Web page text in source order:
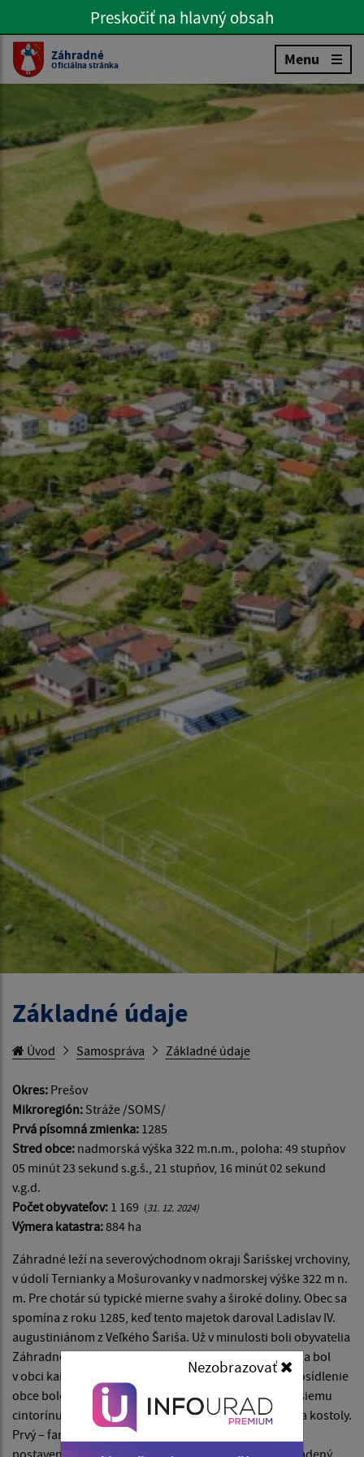
Nezobrazovať
Preskočiť na hlavné menu
Preskočiť na hlavný obsah
Slovenčina
Záhradné
Oficiálna stránka Menu
Základné údaje
Úvod Samospráva Základné údaje
Okres: Prešov
Mikroregión: Stráže /SOMS/
Prvá písomná zmienka: 1285
Stred obce: nadmorská výška 322 m.n.m., poloha: 49 stupňov
05 minút 23 sekund s.g.š., 21 stupňov, 16 minút 02 sekund
v.g.d.
Počet obyvateľov: 1 169 (31. 12. 2024)
Výmera katastra:884 ha
Záhradné leží na severovýchodnom okraji Šarišskej vrchoviny,
v údolí Ternianky a Mošurovanky v nadmorskej výške 322 m n.
m. Pre chotár sú typické mierne svahy a široké doliny. Obec sa
spomína z roku 1285, keď tento majetok daroval Ladislav IV.
augustiniánom z Veľkého Šariša. Už v minulosti boli obyvatelia
Záhradného preslávení ovocinári. Koncom 19. storočia bol
v obci kameňolom, tehelňa, mlyn, liehovar. Pôvodné osídlenie
obce bolo za potokom Mošurovanka, smerom k terajšiemu
cintorínu. Tam bol i starý kostol. Dnes majú veriaci dva kostoly.
Prvý – farský kostol Sedembolestnej Panny Márie, bol
postavený v rokoch 1968-1970. Architektonicky je zaradený